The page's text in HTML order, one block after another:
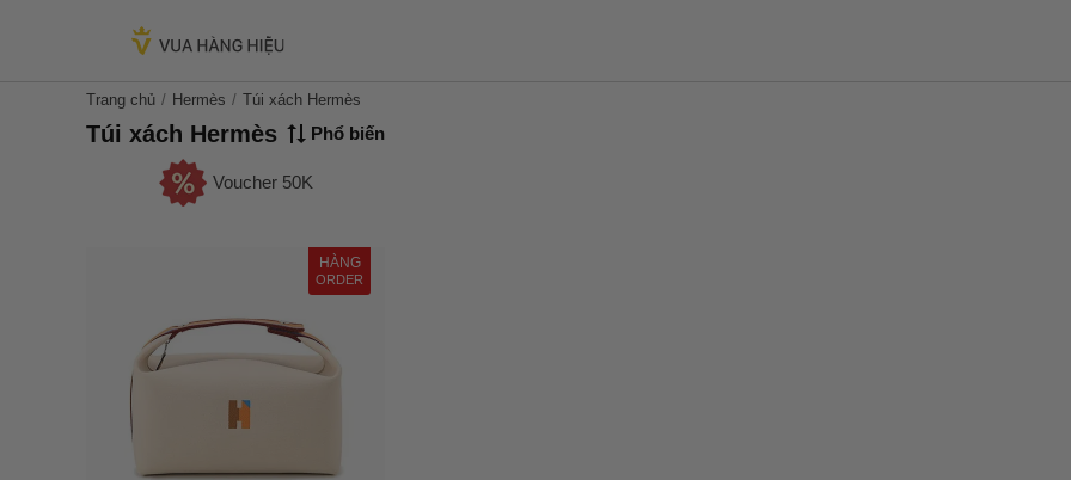
Trang chủ Hermès Túi xách Hermès
Túi xách Hermès Phổ biến
Voucher 50K
HÀNG
ORDER